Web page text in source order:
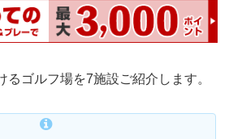
るゴルフ場を7施設ご紹介します。